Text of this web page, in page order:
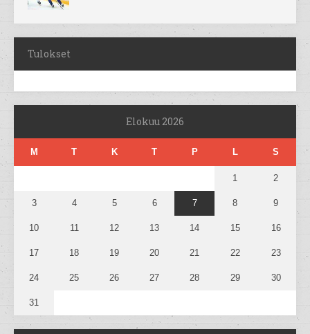
Tulokset
Elokuu 2026
M T K T P L S
1 2
3 4 5 6 7 8 9
10 11 12 13 14 15 16
17 18 19 20 21 22 23
24 25 26 27 28 29 30
31